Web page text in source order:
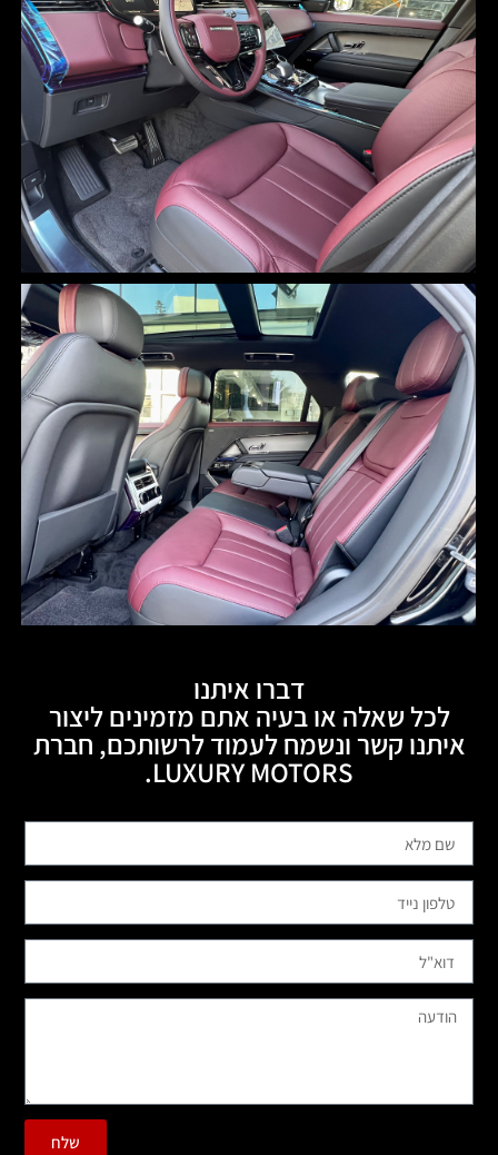
דברו איתנו
לכל שאלה או בעיה אתם מזמינים ליצור
איתנו קשר ונשמח לעמוד לרשותכם, חברת
LUXURY MOTORS.
שלח